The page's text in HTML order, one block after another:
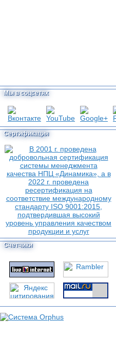
Мы в соцсетях
Сертификация
Счетчики